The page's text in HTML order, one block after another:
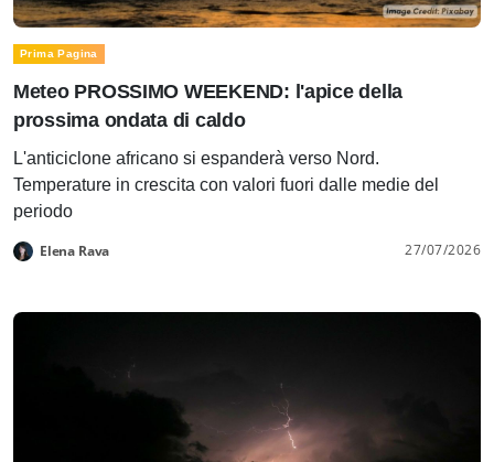
Prima Pagina
Meteo PROSSIMO WEEKEND: l'apice della
prossima ondata di caldo
L'anticiclone africano si espanderà verso Nord.
Temperature in crescita con valori fuori dalle medie del
periodo
Elena Rava 27/07/2026